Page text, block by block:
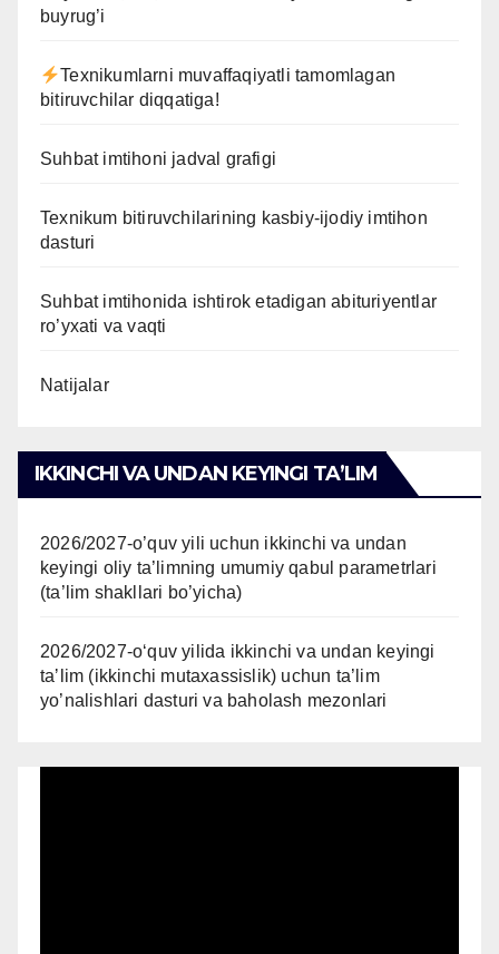
buyrug’i
Texnikumlarni muvaffaqiyatli tamomlagan
bitiruvchilar diqqatiga!
Suhbat imtihoni jadval grafigi
Texnikum bitiruvchilarining kasbiy-ijodiy imtihon
dasturi
Suhbat imtihonida ishtirok etadigan abituriyentlar
ro’yxati va vaqti
Natijalar
IKKINCHI VA UNDAN KEYINGI TAʼLIM
2026/2027-o’quv yili uchun ikkinchi va undan
keyingi oliy ta’limning umumiy qabul parametrlari
(ta’lim shakllari bo’yicha)
2026/2027-oʻquv yilida ikkinchi va undan keyingi
taʼlim (ikkinchi mutaxassislik) uchun ta’lim
yo’nalishlari dasturi va baholash mezonlari